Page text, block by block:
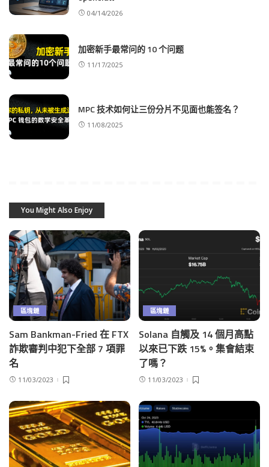
04/14/2026
加密新手最常问的 10 个问题
11/17/2025
MPC 技术如何让三份分片不见面也能签名？
11/08/2025
You Might Also Enjoy
區塊鏈
Sam Bankman-Fried 在 FTX
詐欺審判中犯下全部 7 項罪
名
11/03/2023
區塊鏈
Solana 自觸及 14 個月高點
以來已下跌 15%。集會結束
了嗎？
11/03/2023